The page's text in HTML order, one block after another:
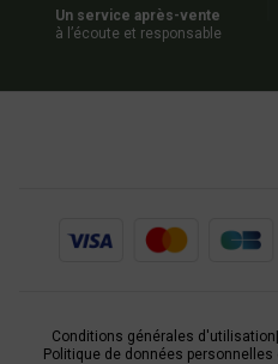
Un service après-vente
à l’écoute et responsable
Conditions générales d'utilisation
Politique de données